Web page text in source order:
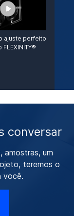
ajuste perfeito
conversar
amostras, um
teremos o
você.